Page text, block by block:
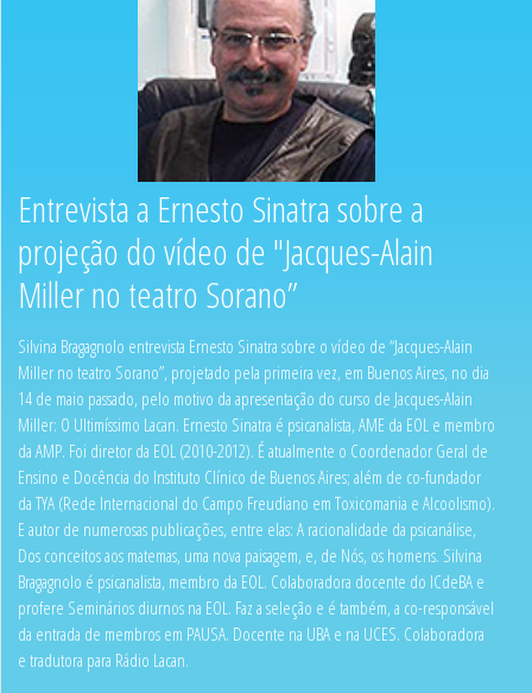
Entrevista a Ernesto Sinatra sobre a
projeção do vídeo de "Jacques-Alain
Miller no teatro Sorano”
Silvina Bragagnolo entrevista Ernesto Sinatra sobre o vídeo de “Jacques-Alain
Miller no teatro Sorano”, projetado pela primeira vez, em Buenos Aires, no dia
14 de maio passado, pelo motivo da apresentação do curso de Jacques-Alain
Miller: O Ultimíssimo Lacan. Ernesto Sinatra é psicanalista, AME da EOL e membro
da AMP. Foi diretor da EOL (2010-2012). É atualmente o Coordenador Geral de
Ensino e Docência do Instituto Clínico de Buenos Aires; além de co-fundador
da TYA (Rede Internacional do Campo Freudiano em Toxicomania e Alcoolismo).
E autor de numerosas publicações, entre elas: A racionalidade da psicanálise,
Dos conceitos aos matemas, uma nova paisagem, e, de Nós, os homens. Silvina
Bragagnolo é psicanalista, membro da EOL. Colaboradora docente do ICdeBA e
profere Seminários diurnos na EOL. Faz a seleção e é também, a co-responsável
da entrada de membros em PAUSA. Docente na UBA e na UCES. Colaboradora
e tradutora para Rádio Lacan.